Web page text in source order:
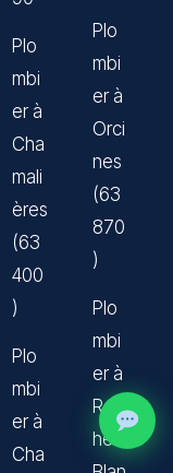
Plo
mbi
er à
Cha
mali
ères
(63
400
)
Plo
mbi
er à
Cha
Plo
mbi
er à
Orci
nes
(63
870
)
Plo
mbi
er à
Roc
he-